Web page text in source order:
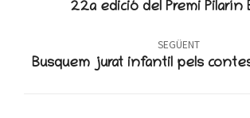
22a edició del Premi Pilarín
SEGÜENT
Next
Busquem jurat infantil pels contes